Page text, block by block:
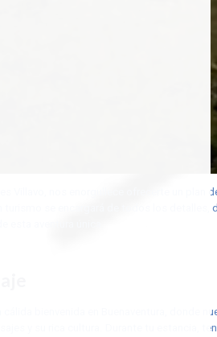
Villavo, nos enorgullece ofrecerte un
turismo se encargará de todos los
cálida bienvenida en Buenaventura,
y su rica cultura. Durante tu estancia,